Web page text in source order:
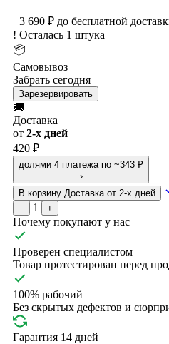
+3 690 ₽ до бесплатной
! Осталась 1 штука
📦
Самовывоз
Забрать сегодня
Зарезервировать
🚚
Доставка
от 2-х дней
420 ₽
долями 4 платежа по ~343 ₽
›
В корзину Доставка от 2-х дней
− 1 +
Почему покупают у нас
Проверен специалистом
Товар протестирован перед
100% рабочий
Без скрытых дефектов и
Гарантия 14 дней